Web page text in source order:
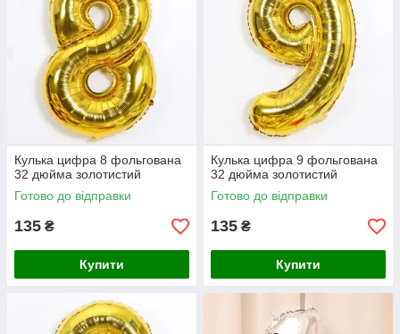
Кулька цифра 8 фольгована
32 дюйма золотистий
Готово до відправки
135 ₴
Купити
Кулька цифра 9 фольгована
32 дюйма золотистий
Готово до відправки
135 ₴
Купити